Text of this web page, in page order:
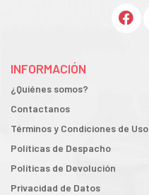
INFORMACIÓN
¿Quiénes somos?
Contactanos
Términos y Condiciones de Uso
Políticas de Despacho
Políticas de Devolución
Privacidad de Datos